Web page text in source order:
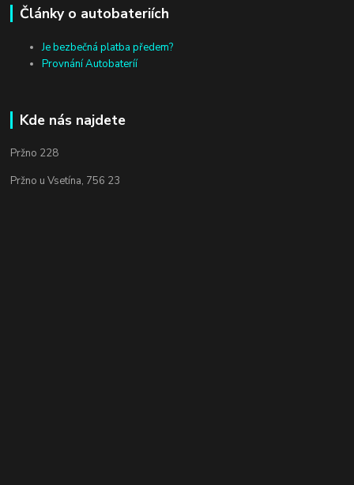
Články o autobateriích
Je bezbečná platba předem?
Provnání Autobateríí
Kde nás najdete
Pržno 228
Pržno u Vsetína, 756 23